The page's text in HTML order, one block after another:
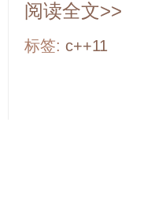
阅读全文>>
标签: c++11